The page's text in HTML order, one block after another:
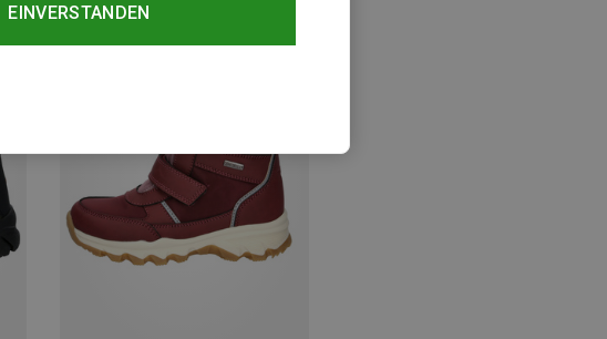
EINVERSTANDEN